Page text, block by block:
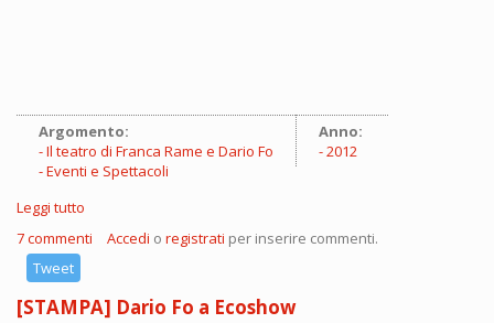
Argomento:
Il teatro di Franca Rame e Dario Fo
Eventi e Spettacoli
Anno:
2012
Leggi tutto
7 commenti Accedi o registrati per inserire commenti.
Tweet
[STAMPA] Dario Fo a Ecoshow